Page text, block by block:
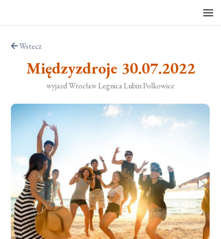
Wstecz
Międzyzdroje 30.07.2022
wyjazd Wrocław Legnica Lubin Polkowice